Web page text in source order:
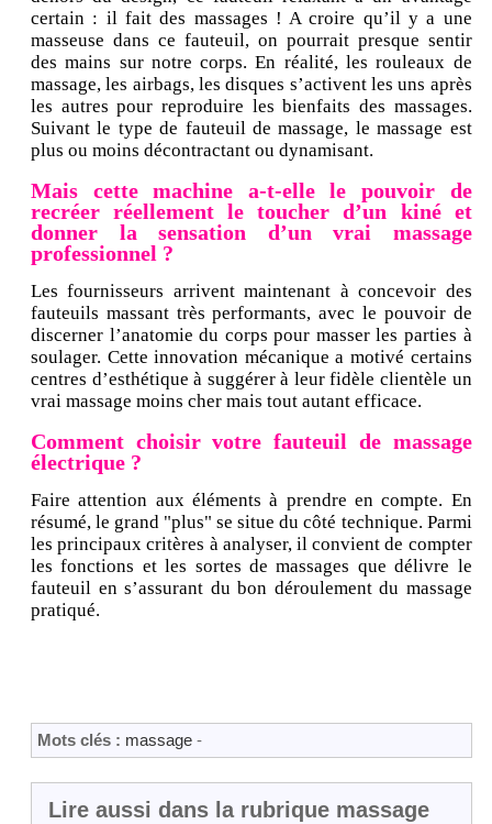
certain : il fait des massages ! A croire qu’il y a une
masseuse dans ce fauteuil, on pourrait presque sentir
des mains sur notre corps. En réalité, les rouleaux de
massage, les airbags, les disques s’activent les uns après
les autres pour reproduire les bienfaits des massages.
Suivant le type de fauteuil de massage, le massage est
plus ou moins décontractant ou dynamisant.
Mais cette machine a-t-elle le pouvoir de
recréer réellement le toucher d’un kiné et
donner la sensation d’un vrai massage
professionnel ?
Les fournisseurs arrivent maintenant à concevoir des
fauteuils massant très performants, avec le pouvoir de
discerner l’anatomie du corps pour masser les parties à
soulager. Cette innovation mécanique a motivé certains
centres d’esthétique à suggérer à leur fidèle clientèle un
vrai massage moins cher mais tout autant efficace.
Comment choisir votre fauteuil de massage
électrique ?
Faire attention aux éléments à prendre en compte. En
résumé, le grand "plus" se situe du côté technique. Parmi
les principaux critères à analyser, il convient de compter
les fonctions et les sortes de massages que délivre le
fauteuil en s’assurant du bon déroulement du massage
pratiqué.
Mots clés : massage -
Lire aussi dans la rubrique massage